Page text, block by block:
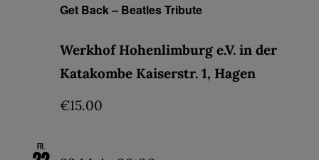
Get Back – Beatles Tribute
Werkhof Hohenlimburg e.V. in der
Katakombe Kaiserstr. 1, Hagen
€15.00
Fr.